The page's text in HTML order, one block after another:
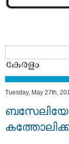
Tuesday, May 27th,